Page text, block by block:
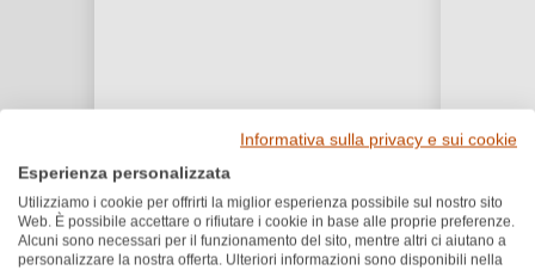
Premi e riconoscimenti
Informativa sulla privacy e sui cookie
Esperienza personalizzata
Utilizziamo i cookie per offrirti la miglior esperienza possibile sul nostro sito
Web. È possibile accettare o rifiutare i cookie in base alle proprie preferenze.
Alcuni sono necessari per il funzionamento del sito, mentre altri ci aiutano a
personalizzare la nostra offerta. Ulteriori informazioni sono disponibili nella